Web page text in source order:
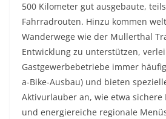
500 Kilometer gut ausgebaute,
Fahrradrouten. Hinzu kommen
Wanderwege wie der Mullerthal
Entwicklung zu unterstützen,
Gastgewerbebetriebe immer
a-Bike-Ausbau) und bieten
Aktivurlauber an, wie etwa sichere
und energiereiche regionale